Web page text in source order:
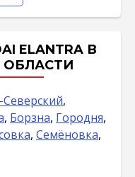
ELANTRA В
,
, Борзна, Городня,
, Семёновка,